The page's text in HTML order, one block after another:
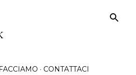
Passa ai contenuti
CONTATTACI